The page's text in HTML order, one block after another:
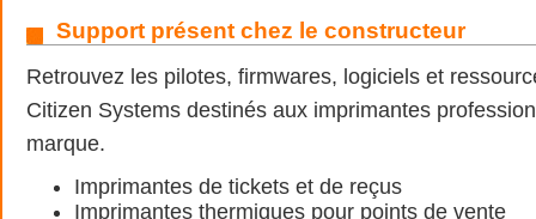
Support présent chez le constructeur
Retrouvez les pilotes, firmwares, logiciels et
Citizen Systems destinés aux imprimantes
marque.
Imprimantes de tickets et de reçus
Imprimantes thermiques pour points de vente